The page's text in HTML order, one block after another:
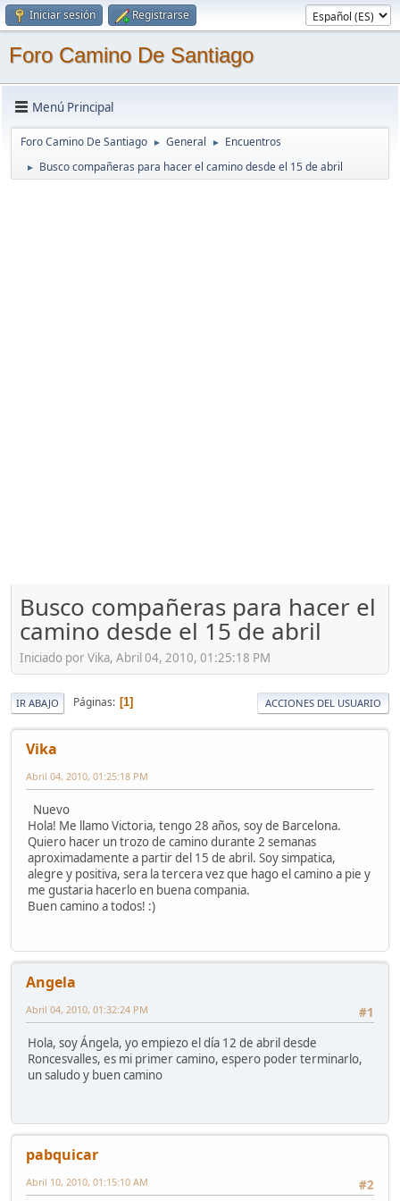
Iniciar sesión Registrarse
Foro Camino De Santiago
Menú Principal
Foro Camino De Santiago ► General ► Encuentros
► Busco compañeras para hacer el camino desde el 15 de abril
Busco compañeras para hacer el
camino desde el 15 de abril
Iniciado por Vika, Abril 04, 2010, 01:25:18 PM
IR ABAJO Páginas 1 ACCIONES DEL USUARIO
Vika
Abril 04, 2010, 01:25:18 PM
Nuevo
Hola! Me llamo Victoria, tengo 28 años, soy de Barcelona.
Quiero hacer un trozo de camino durante 2 semanas
aproximadamente a partir del 15 de abril. Soy simpatica,
alegre y positiva, sera la tercera vez que hago el camino a pie y
me gustaria hacerlo en buena compania.
Buen camino a todos! :)
Angela
#1
Abril 04, 2010, 01:32:24 PM
Hola, soy Ángela, yo empiezo el día 12 de abril desde
Roncesvalles, es mi primer camino, espero poder terminarlo,
un saludo y buen camino
pabquicar
#2
Abril 10, 2010, 01:15:10 AM